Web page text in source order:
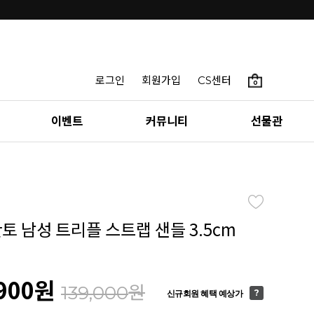
로그인 회원가입 CS센터 0
이벤트 커뮤니티 선물관
남성 트리플 스트랩 샌들 3.5cm
원 139,000원 신규회원 혜택 예상가